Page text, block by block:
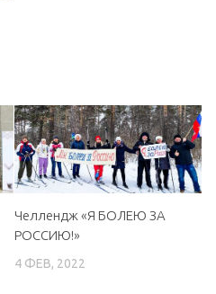
Челлендж «Я БОЛЕЮ ЗА
РОССИЮ!»
4 ФЕВ, 2022